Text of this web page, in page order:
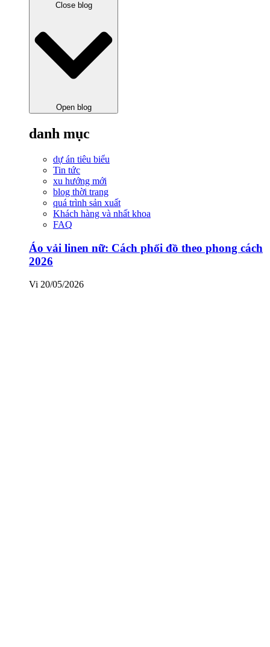
Close blog
Open blog
danh mục
dự án tiêu biểu
Tin tức
xu hướng mới
blog thời trang
quá trình sản xuất
Khách hàng và nhất khoa
FAQ
Áo vải linen nữ: Cách phối đồ theo phong cách
2026
Vi 20/05/2026